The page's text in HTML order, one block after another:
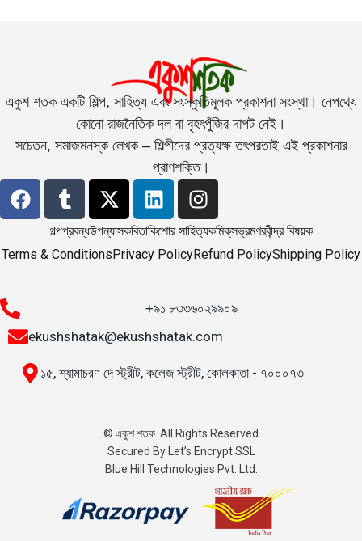
একুশ শতক একটি শিল্প, সাহিত্য এবং সংস্কৃতিমূলক প্রকাশনা সংস্থা। নেপথ্যে
কোনো রাজনৈতিক দল বা বৃহৎপুঁজির দাপট নেই।
সচেতন, সমাজমনস্ক লেখক – শিল্পীদের প্রত্যক্ষ তৎপরতাই এই প্রকাশনার
প্রাণশক্তি।
গল্পপ্রবন্ধউপন্যাসকবিতাকিশোর সাহিত্যকমিক্‌সভ্রমণরবীন্দ্র বিষয়ক
Terms & ConditionsPrivacy PolicyRefund PolicyShipping Policy
+৯১ ৮৩৩৬০২৯৯০৯
ekushshatak@ekushshatak.com
১৫, শ্যামাচরণ দে স্ট্রীট, কলেজ স্ট্রীট, কোলকাতা - ৭০০০৭৩
© একুশ শতক. All Rights Reserved
Secured By Let’s Encrypt SSL
Blue Hill Technologies Pvt. Ltd.